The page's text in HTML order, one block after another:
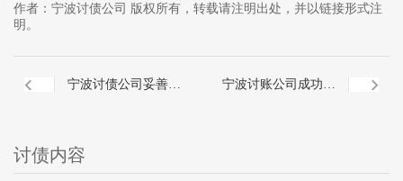
作者： 宁波讨债公司
版权所有，转载请注明出处，并以链接形式注
明。
宁波讨债公司妥善化 宁波讨账公司成功化
讨债内容